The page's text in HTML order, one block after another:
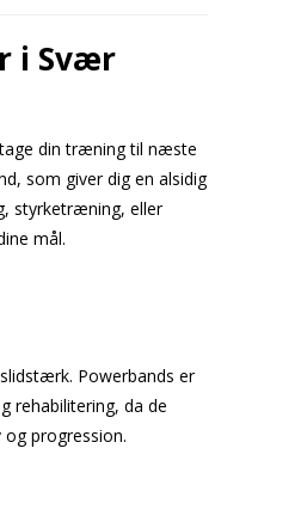
i Svær
din træning til næste
som giver dig en alsidig
styrketræning, eller
mål.
Powerbands er
rehabilitering, da de
progression.